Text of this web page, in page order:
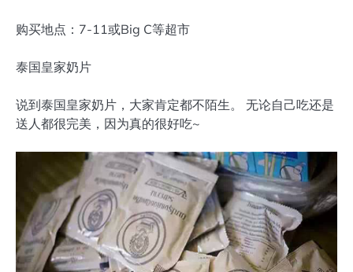
购买地点：7-11或Big C等超市
泰国皇家奶片
说到泰国皇家奶片，大家肯定都不陌生。 无论自己吃还是
送人都很完美，因为真的很好吃~